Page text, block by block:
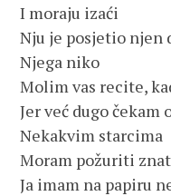
I moraju izaći
Nju je posjetio njen
Njega niko
Molim vas recite,
Jer već dugo čekam
Nekakvim starcima
Moram požuriti
Ja imam na papiru